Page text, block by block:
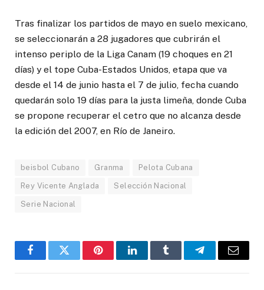
Tras finalizar los partidos de mayo en suelo mexicano,
se seleccionarán a 28 jugadores que cubrirán el
intenso periplo de la Liga Canam (19 choques en 21
días) y el tope Cuba-Estados Unidos, etapa que va
desde el 14 de junio hasta el 7 de julio, fecha cuando
quedarán solo 19 días para la justa limeña, donde Cuba
se propone recuperar el cetro que no alcanza desde
la edición del 2007, en Río de Janeiro.
beisbol Cubano Granma Pelota Cubana
Rey Vicente Anglada Selección Nacional
Serie Nacional
FacebookTwitter PinterestLinkedInTumblr TelegramEmail